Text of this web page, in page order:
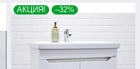
АКЦИЯ! –32%